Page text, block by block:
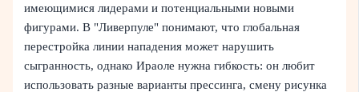
имеющимися лидерами и потенциальными новыми
фигурами. В "Ливерпуле" понимают, что глобальная
перестройка линии нападения может нарушить
сыгранность, однако Ираоле нужна гибкость: он любит
использовать разные варианты прессинга, смену рисунка